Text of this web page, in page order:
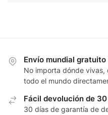
Envío mundial gratuito
No importa dónde
todo el mundo
Fácil devolución de
30 días de garantía de